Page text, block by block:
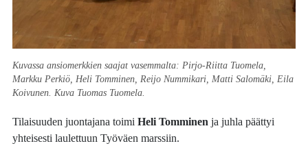
Kuvassa ansiomerkkien saajat vasemmalta: Pirjo-Riitta Tuomela,
Markku Perkiö, Heli Tomminen, Reijo Nummikari, Matti Salomäki, Eila
Koivunen. Kuva Tuomas Tuomela.
Tilaisuuden juontajana toimiHeli Tomminen ja juhla päättyi
yhteisesti laulettuun Työväen marssiin.